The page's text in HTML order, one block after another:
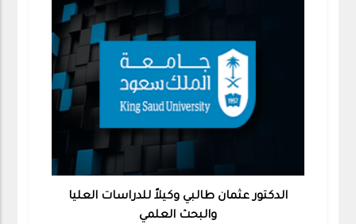
الدكتور عثمان طالبي وكيلاً للدراسات العليا
والبحث العلمي